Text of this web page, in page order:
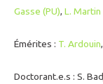
Gasse (PU), L. Martin
Émérites : T. Ardouin,
Doctorant.e.s : S.